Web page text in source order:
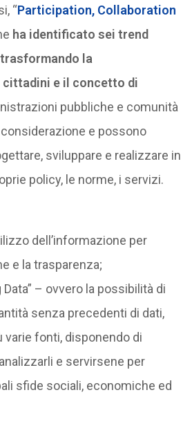
“Participation, Collaboration
ha identificato sei trend
la
e il concetto di
pubbliche e comunità
e possono
sviluppare e realizzare in
policy, le norme, i servizi.
dell’informazione per
e la trasparenza;
– ovvero la possibilità di
senza precedenti di dati,
varie fonti, disponendo di
e servirsene per
sfide sociali, economiche ed